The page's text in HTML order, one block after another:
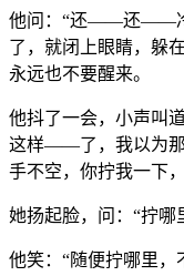
他问：“还——还——冷
了，就闭上眼睛，躲
永远也不要醒来。
他抖了一会，小声叫
这样——了，我以为
手不空，你拧我一下
她扬起脸，问：“拧哪
他笑：“随便拧哪里，